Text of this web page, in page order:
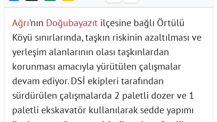
Ağrı'nın Doğubayazıt ilçesine bağlı Örtülü
Köyü sınırlarında, taşkın riskinin azaltılması ve
yerleşim alanlarının olası taşkınlardan
korunması amacıyla yürütülen çalışmalar
devam ediyor. DSİ ekipleri tarafından
sürdürülen çalışmalarda 2 paletli dozer ve 1
paletli ekskavatör kullanılarak sedde yapımı